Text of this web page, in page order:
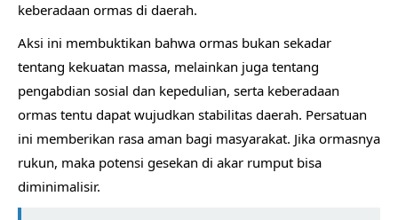
keberadaan ormas di daerah.
Aksi ini membuktikan bahwa ormas bukan sekadar
tentang kekuatan massa, melainkan juga tentang
pengabdian sosial dan kepedulian, serta keberadaan
ormas tentu dapat wujudkan stabilitas daerah. Persatuan
ini memberikan rasa aman bagi masyarakat. Jika ormasnya
rukun, maka potensi gesekan di akar rumput bisa
diminimalisir.